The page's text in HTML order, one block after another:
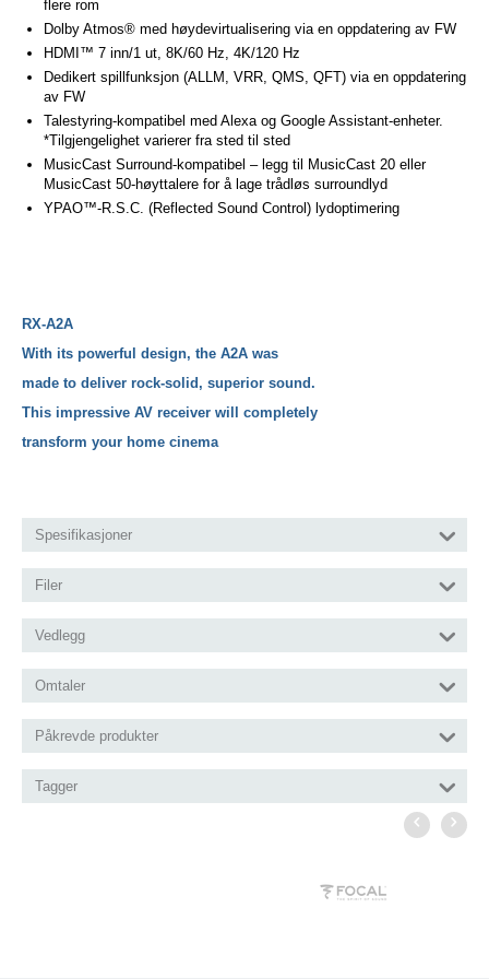
flere rom
Dolby Atmos® med høydevirtualisering via en oppdatering av FW
HDMI™ 7 inn/1 ut, 8K/60 Hz, 4K/120 Hz
Dedikert spillfunksjon (ALLM, VRR, QMS, QFT) via en oppdatering
av FW
Talestyring-kompatibel med Alexa og Google Assistant-enheter.
*Tilgjengelighet varierer fra sted til sted
MusicCast Surround-kompatibel – legg til MusicCast 20 eller
MusicCast 50-høyttalere for å lage trådløs surroundlyd
YPAO™-R.S.C. (Reflected Sound Control) lydoptimering
RX-A2A
With its powerful design, the A2A was
made to deliver rock-solid, superior sound.
This impressive AV receiver will completely
transform your home cinema
Spesifikasjoner
Filer
Vedlegg
Omtaler
Påkrevde produkter
Tagger